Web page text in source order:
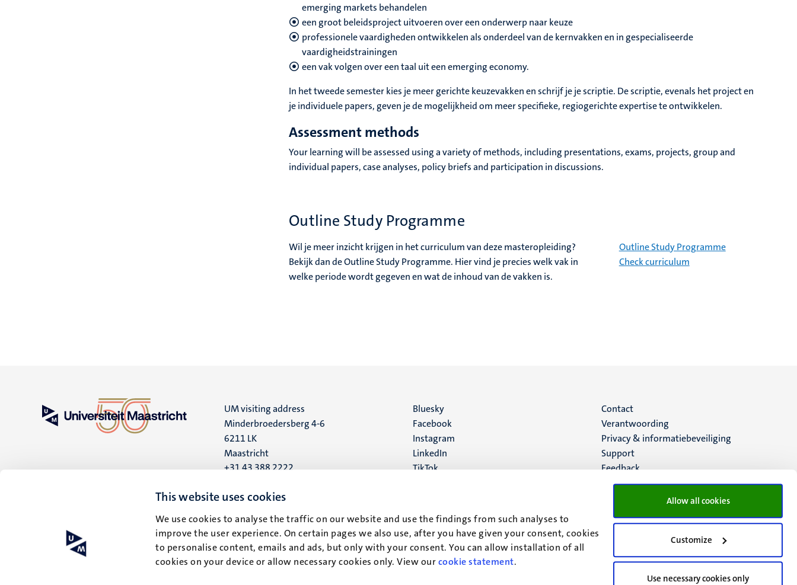
This website uses cookies
We use cookies to analyse the traffic on our website and use the findings from such analyses to
improve the user experience. On certain pages we also use, after you have given your consent, cookies
to personalise content, emails and ads, but only with your consent. You can allow installation of all
cookies on your device or allow necessary cookies only. View ourcookie statement.
Allow all cookies
Customize
Use necessary cookies only
emerging markets behandelen
een groot beleidsproject uitvoeren over een onderwerp naar keuze
professionele vaardigheden ontwikkelen als onderdeel van de kernvakken en in gespecialiseerde
vaardigheidstrainingen
een vak volgen over een taal uit een emerging economy.
In het tweede semester kies je meer gerichte keuzevakken en schrijf je je scriptie. De scriptie, evenals het project en
je individuele papers, geven je de mogelijkheid om meer specifieke, regiogerichte expertise te ontwikkelen.
Assessment methods
Your learning will be assessed using a variety of methods, including presentations, exams, projects, group and
individual papers, case analyses, policy briefs and participation in discussions.
Outline Study Programme
Wil je meer inzicht krijgen in het curriculum van deze masteropleiding?
Bekijk dan deOutline Study Programme. Hier vind je precies welk vak in
welke periode wordt gegeven en wat de inhoud van de vakken is.
Outline Study Programme
Check curriculum
UM visiting address
Minderbroedersberg 4-6
6211 LK
Maastricht
+31 43 388 2222
UM postal address
6200 MD
Maastricht
Social
media
Bluesky
Facebook
Instagram
LinkedIn
TikTok
Menu
footer
(NL)
Contact
Verantwoording
Privacy & informatiebeveiliging
Support
Feedback